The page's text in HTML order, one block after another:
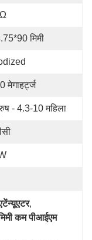
मिमी
मेगाहर्ट्ज
- 4.3-10 महिला
,
कम पीआईएम